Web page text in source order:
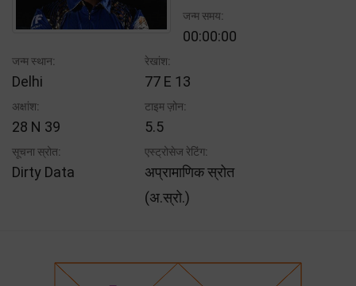
जन्म समय:
00:00:00
जन्म स्थान:
Delhi
रेखांश:
77 E 13
अक्षांश:
28 N 39
टाइम ज़ोन:
5.5
सूचना स्रोत:
Dirty Data
एस्ट्रोसेज रेटिंग:
अप्रामाणिक स्रोत
(अ.स्रो.)